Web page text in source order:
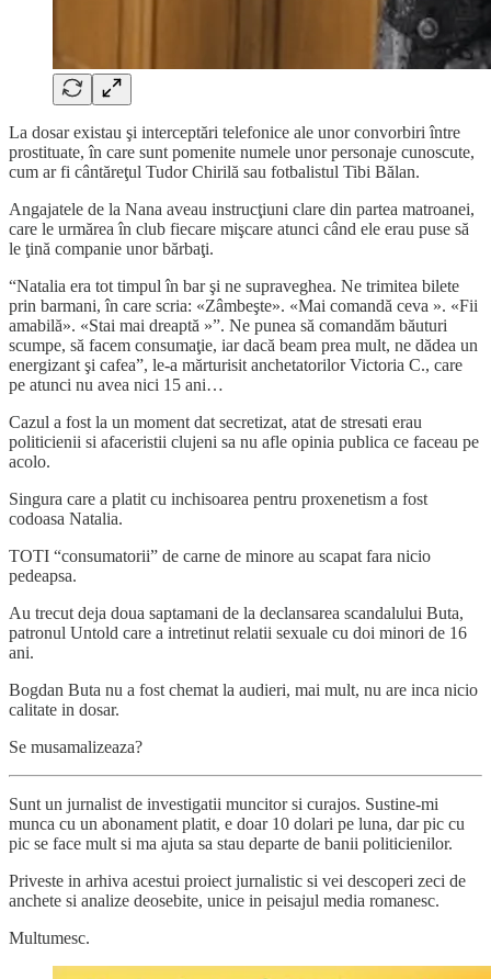
La dosar existau şi interceptări telefonice ale unor convorbiri între
prostituate, în care sunt pomenite numele unor personaje cunoscute,
cum ar fi cântăreţul Tudor Chirilă sau fotbalistul Tibi Bălan.
Angajatele de la Nana aveau instrucţiuni clare din partea matroanei,
care le urmărea în club fiecare mişcare atunci când ele erau puse să
le ţină companie unor bărbaţi.
“Natalia era tot timpul în bar şi ne supraveghea. Ne trimitea bilete
prin barmani, în care scria: «Zâmbeşte». «Mai comandă ceva ». «Fii
amabilă». «Stai mai dreaptă »”. Ne punea să comandăm băuturi
scumpe, să facem consumaţie, iar dacă beam prea mult, ne dădea un
energizant şi cafea”, le-a mărturisit anchetatorilor Victoria C., care
pe atunci nu avea nici 15 ani…
Cazul a fost la un moment dat secretizat, atat de stresati erau
politicienii si afaceristii clujeni sa nu afle opinia publica ce faceau pe
acolo.
Singura care a platit cu inchisoarea pentru proxenetism a fost
codoasa Natalia.
TOTI “consumatorii” de carne de minore au scapat fara nicio
pedeapsa.
Au trecut deja doua saptamani de la declansarea scandalului Buta,
patronul Untold care a intretinut relatii sexuale cu doi minori de 16
ani.
Bogdan Buta nu a fost chemat la audieri, mai mult, nu are inca nicio
calitate in dosar.
Se musamalizeaza?
Sunt un jurnalist de investigatii muncitor si curajos. Sustine-mi
munca cu un abonament platit, e doar 10 dolari pe luna, dar pic cu
pic se face mult si ma ajuta sa stau departe de banii politicienilor.
Priveste in arhiva acestui proiect jurnalistic si vei descoperi zeci de
anchete si analize deosebite, unice in peisajul media romanesc.
Multumesc.